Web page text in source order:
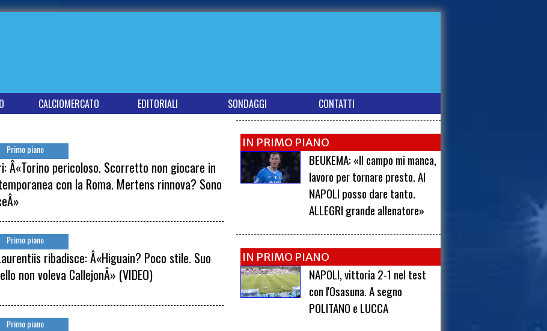
CALCIOMERCATO EDITORIALI SONDAGGI CONTATTI
Primo piano
Â«Torino pericoloso. Scorretto non giocare in
con la Roma. Mertens rinnova? Sono
Primo piano
ribadisce: Â«Higuain? Poco stile. Suo
non voleva CallejonÂ» (VIDEO)
Primo piano
IN PRIMO PIANO
BEUKEMA: «Il campo mi manca,
lavoro per tornare presto. Al
NAPOLI posso dare tanto.
ALLEGRI grande allenatore»
IN PRIMO PIANO
NAPOLI, vittoria 2-1 nel test
con l'Osasuna. A segno
POLITANO e LUCCA